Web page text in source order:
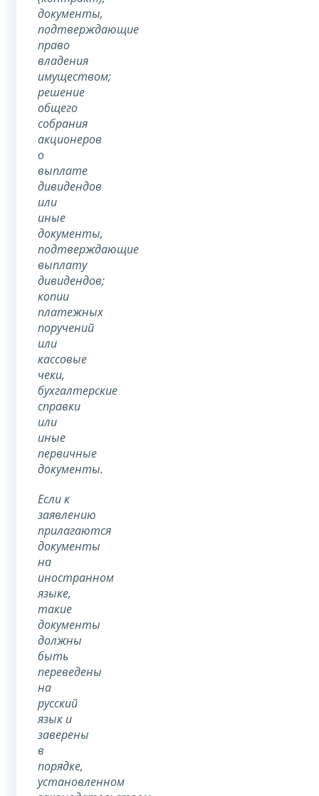
документы,
подтверждающие
право
владения
имуществом;
решение
общего
собрания
акционеров
о
выплате
дивидендов
или
иные
документы,
подтверждающие
выплату
дивидендов;
копии
платежных
поручений
или
кассовые
чеки,
бухгалтерские
справки
или
иные
первичные
документы.
Если к
заявлению
прилагаются
документы
на
иностранном
языке,
такие
документы
должны
быть
переведены
на
русский
язык и
заверены
в
порядке,
установленном